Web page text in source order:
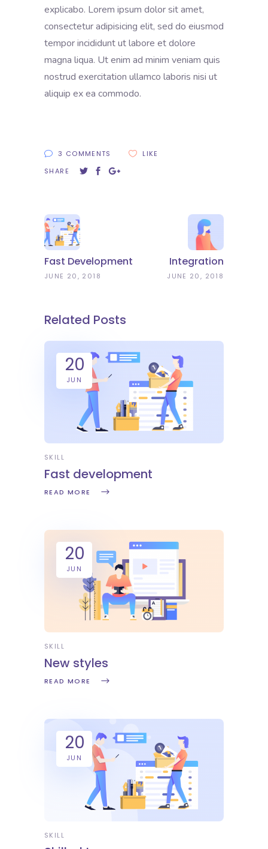
explicabo. Lorem ipsum dolor sit amet,
consectetur adipisicing elit, sed do eiusmod
tempor incididunt ut labore et dolore
magna liqua. Ut enim ad minim veniam quis
nostrud exercitation ullamco laboris nisi ut
aliquip ex ea commodo.
3 COMMENTS
LIKE
SHARE
Fast Development
JUNE 20, 2018
Integration
JUNE 20, 2018
Related Posts
20
JUN
SKILL
Fast development
READ MORE
20
JUN
SKILL
New styles
READ MORE
20
JUN
SKILL